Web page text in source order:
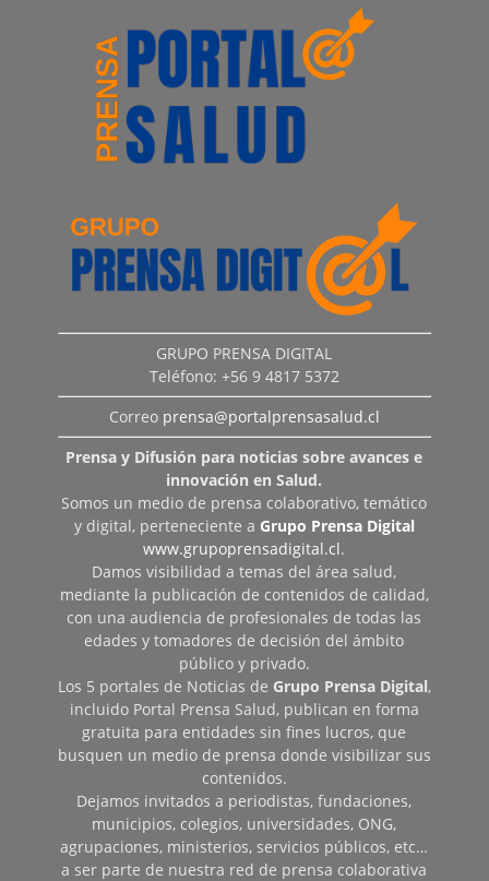
GRUPO PRENSA DIGITAL
Teléfono: +56 9 4817 5372
Correo prensa@portalprensasalud.cl
Prensa y Difusión para noticias sobre avances e
innovación en Salud.
Somos un medio de prensa colaborativo, temático
y digital, perteneciente a Grupo Prensa Digital
www.grupoprensadigital.cl.
Damos visibilidad a temas del área salud,
mediante la publicación de contenidos de calidad,
con una audiencia de profesionales de todas las
edades y tomadores de decisión del ámbito
público y privado.
Los 5 portales de Noticias de Grupo Prensa Digital,
incluido Portal Prensa Salud, publican en forma
gratuita para entidades sin fines lucros, que
busquen un medio de prensa donde visibilizar sus
contenidos.
Dejamos invitados a periodistas, fundaciones,
municipios, colegios, universidades, ONG,
agrupaciones, ministerios, servicios públicos, etc…
a ser parte de nuestra red de prensa colaborativa